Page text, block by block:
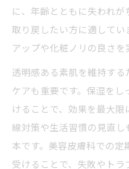
に、年齢とともに失われ
取り戻したい方に適してい
アップや化粧ノリの良さを
透明感ある素肌を維持す
ケアも重要です。保湿を
けることで、効果を最大
線対策や生活習慣の見直
本です。美容皮膚科での
受けることで、失敗やト